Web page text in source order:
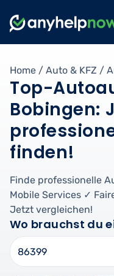
Home / Auto & KFZ /
Top-
Bobingen:
finden!
Finde professionelle
Mobile Services ✓
Jetzt vergleichen!
Wo brauchst du